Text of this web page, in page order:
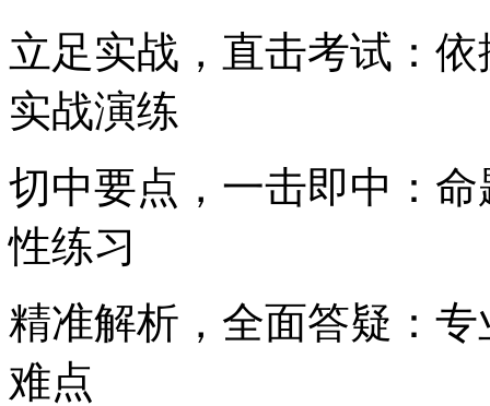
立足实战，直击考试：
实战演练
切中要点，一击即中：
性练习
精准解析，全面答疑：
难点